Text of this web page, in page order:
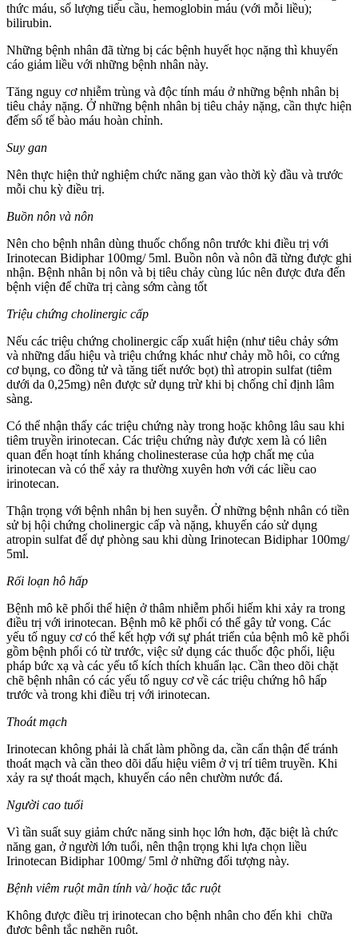
thức máu, số lượng tiểu cầu, hemoglobin máu (với mỗi liều);
bilirubin.
Những bệnh nhân đã từng bị các bệnh huyết học nặng thì khuyến
cáo giảm liều với những bệnh nhân này.
Tăng nguy cơ nhiễm trùng và độc tính máu ở những bệnh nhân bị
tiêu chảy nặng. Ở những bệnh nhân bị tiêu chảy nặng, cần thực hiện
đếm số tế bào máu hoàn chỉnh.
Suy gan
Nên thực hiện thử nghiệm chức năng gan vào thời kỳ đầu và trước
mỗi chu kỳ điều trị.
Buồn nôn và nôn
Nên cho bệnh nhân dùng thuốc chống nôn trước khi điều trị với
Irinotecan Bidiphar 100mg/ 5ml. Buồn nôn và nôn đã từng được ghi
nhận. Bệnh nhân bị nôn và bị tiêu chảy cùng lúc nên được đưa đến
bệnh viện để chữa trị càng sớm càng tốt
Triệu chứng cholinergic cấp
Nếu các triệu chứng cholinergic cấp xuất hiện (như tiêu chảy sớm
và những dấu hiệu và triệu chứng khác như chảy mồ hôi, co cứng
cơ bụng, co đồng tử và tăng tiết nước bọt) thì atropin sulfat (tiêm
dưới da 0,25mg) nên được sử dụng trừ khi bị chống chỉ định lâm
sàng.
Có thể nhận thấy các triệu chứng này trong hoặc không lâu sau khi
tiêm truyền irinotecan. Các triệu chứng này được xem là có liên
quan đến hoạt tính kháng cholinesterase của hợp chất mẹ của
irinotecan và có thể xảy ra thường xuyên hơn với các liều cao
irinotecan.
Thận trọng với bệnh nhân bị hen suyễn. Ở những bệnh nhân có tiền
sử bị hội chứng cholinergic cấp và nặng, khuyến cáo sử dụng
atropin sulfat để dự phòng sau khi dùng Irinotecan Bidiphar 100mg/
5ml.
Rối loạn hô hấp
Bệnh mô kẽ phổi thể hiện ở thâm nhiễm phổi hiếm khi xảy ra trong
điều trị với irinotecan. Bệnh mô kẽ phổi có thể gây tử vong. Các
yếu tố nguy cơ có thể kết hợp với sự phát triển của bệnh mô kẽ phổi
gồm bệnh phổi có từ trước, việc sử dụng các thuốc độc phổi, liệu
pháp bức xạ và các yếu tố kích thích khuẩn lạc. Cần theo dõi chặt
chẽ bệnh nhân có các yếu tố nguy cơ về các triệu chứng hô hấp
trước và trong khi điều trị với irinotecan.
Thoát mạch
Irinotecan không phải là chất làm phồng da, cần cẩn thận để tránh
thoát mạch và cần theo dõi dấu hiệu viêm ở vị trí tiêm truyền. Khi
xảy ra sự thoát mạch, khuyến cáo nên chườm nước đá.
Người cao tuổi
Vì tần suất suy giảm chức năng sinh học lớn hơn, đặc biệt là chức
năng gan, ở người lớn tuổi, nên thận trọng khi lựa chọn liều
Irinotecan Bidiphar 100mg/ 5ml ở những đối tượng này.
Bệnh viêm ruột mãn tính và/ hoặc tắc ruột
Không được điều trị irinotecan cho bệnh nhân cho đến khi chữa
được bệnh tắc nghẽn ruột.